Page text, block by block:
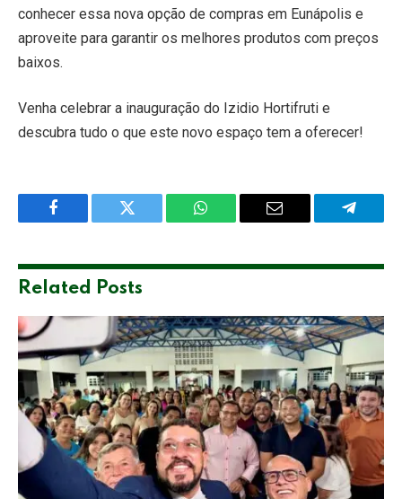
conhecer essa nova opção de compras em Eunápolis e
aproveite para garantir os melhores produtos com preços
baixos.
Venha celebrar a inauguração do Izidio Hortifruti e
descubra tudo o que este novo espaço tem a oferecer!
Facebook Twitter WhatsApp Email
Related Posts